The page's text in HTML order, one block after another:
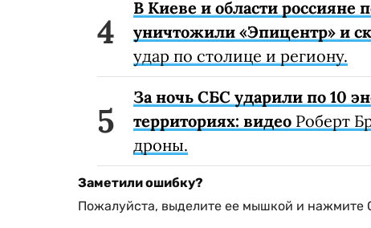
В Киеве и области россияне
уничтожили «Эпицентр» и
удар по столице и региону.
За ночь СБС ударили по 10
территориях: видео Роберт
дроны.
Заметили ошибку?
Пожалуйста, выделите ее мышкой и нажмите